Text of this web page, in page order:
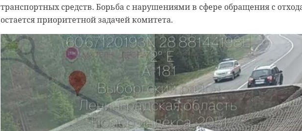
транспортных средств. Борьба с нарушениями в сфере обращения с
остается приоритетной задачей комитета.